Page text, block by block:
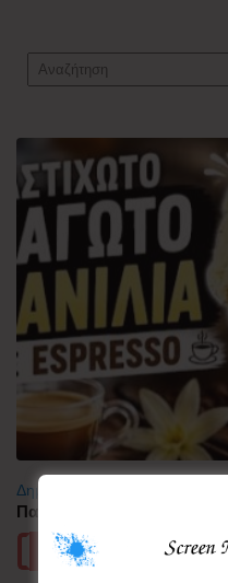
Δημοφιλή
Παγωτό βανίλια με
Περισσότερα